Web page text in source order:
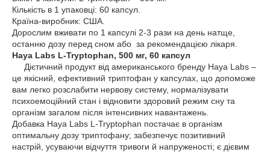
Кількість в 1 упаковці: 60 капсул.
Країна-виробник: США.
Дорослим вживати по 1 капсулі 2-3 рази на день натще,
останню дозу перед сном або за рекомендацією лікаря.
Haya Labs L-Tryptophan, 500 мг, 60 капсул
Дієтичний продукт від американського бренду Haya Labs –
це якісний, ефективний триптофан у капсулах, що допоможе
вам легко розслабити нервову систему, нормалізувати
психоемоційний стан і відновити здоровий режим сну та
організм загалом після інтенсивних навантажень.
Добавка Haya Labs L-Tryptophan постачає в організм
оптимальну дозу триптофану; забезпечує позитивний
настрій, усуваючи відчуття тривоги й напруженості; є дієвим